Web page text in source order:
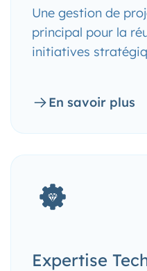
Une gestion de
principal pour la
initiatives
En savoir plus
Expertise